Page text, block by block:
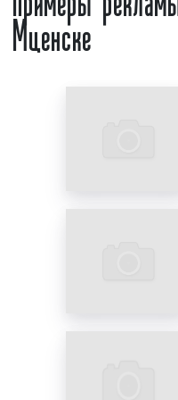
рекламной
жизнь «кипит»
вы хотите, чтобы
Мценске